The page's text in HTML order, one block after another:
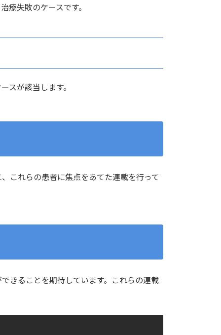
療失敗のケースです。
スが該当します。
これらの患者に焦点をあてた連載を行って
きることを期待しています。これらの連載